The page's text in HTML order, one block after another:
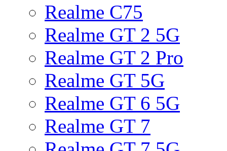
Realme C75
Realme GT 2 5G
Realme GT 2 Pro
Realme GT 5G
Realme GT 6 5G
Realme GT 7